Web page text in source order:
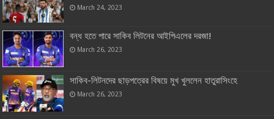
March 24, 2023
বন্ধ হতে পারে সাকিব লিটনের আইপিএলের দরজা!
March 26, 2023
সাকিব-লিটনদের ছাড়পত্রের বিষয়ে মুখ খুললেন হাতুরাসিংহে
March 26, 2023